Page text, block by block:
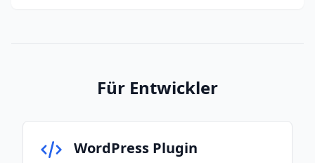
Für Entwickler
WordPress Plugin